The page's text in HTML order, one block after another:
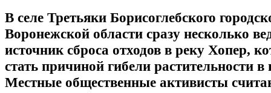
В селе Третьяки Борисоглебского
Воронежской области сразу несколько
источник сброса отходов в реку Хопер,
стать причиной гибели растительности в
Местные общественные активисты